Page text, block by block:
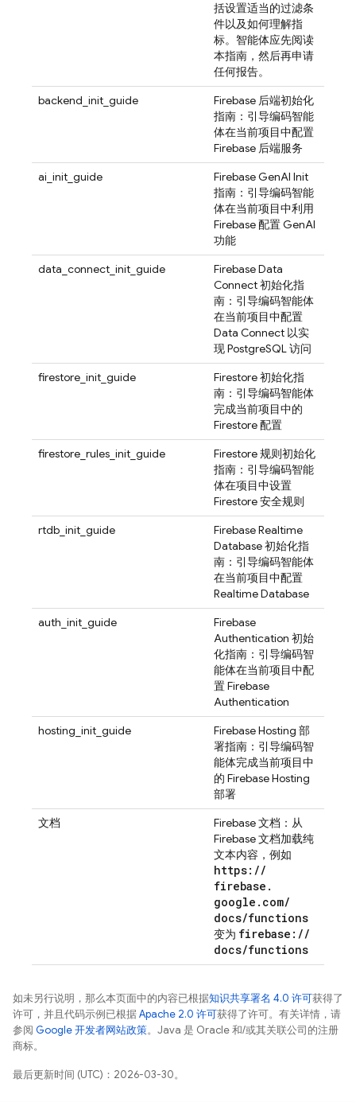
括设置适当的过滤条
件以及如何理解指
标。智能体应先阅读
本指南，然后再申请
任何报告。
backend_init_guide
Firebase 后端初始化
指南：引导编码智能
体在当前项目中配置
Firebase 后端服务
ai_init_guide
Firebase GenAI Init
指南：引导编码智能
体在当前项目中利用
Firebase 配置 GenAI
功能
data_connect_init_guide
Firebase Data
Connect 初始化指
南：引导编码智能体
在当前项目中配置
Data Connect 以实
现 PostgreSQL 访问
firestore_init_guide
Firestore 初始化指
南：引导编码智能体
完成当前项目中的
Firestore 配置
firestore_rules_init_guide
Firestore 规则初始化
指南：引导编码智能
体在项目中设置
Firestore 安全规则
rtdb_init_guide
Firebase Realtime
Database 初始化指
南：引导编码智能体
在当前项目中配置
Realtime Database
auth_init_guide
Firebase
Authentication 初始
化指南：引导编码智
能体在当前项目中配
置 Firebase
Authentication
hosting_init_guide
Firebase Hosting 部
署指南：引导编码智
能体完成当前项目中
的 Firebase Hosting
部署
文档
Firebase 文档：从
Firebase 文档加载纯
文本内容，例如
https: //
firebase .
google . com/
docs/functions
变为 firebase: //
docs/functions
如未另行说明，那么本页面中的内容已根据知识共享署名 4.0 许可获得了
许可，并且代码示例已根据Apache 2.0 许可获得了许可。有关详情，请
参阅 Google 开发者网站政策。Java 是 Oracle 和/或其关联公司的注册
商标。
最后更新时间 (UTC)：2026-03-30。